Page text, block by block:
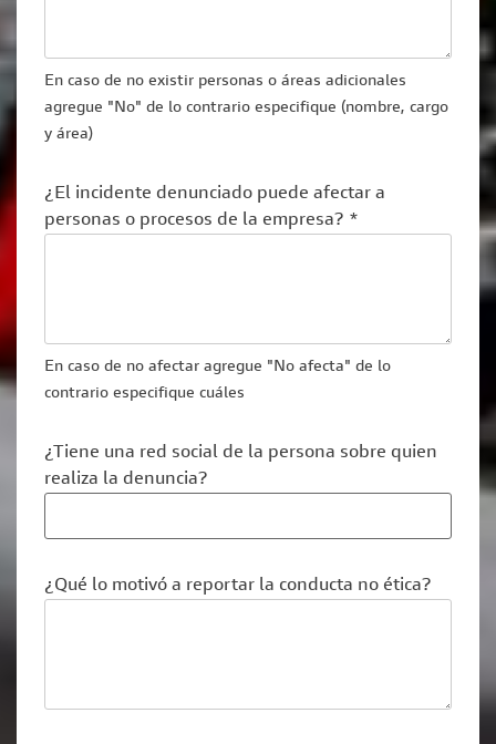
En caso de no existir personas o áreas adicionales
agregue "No" de lo contrario especifique (nombre, cargo
y área)
¿El incidente denunciado puede afectar a
personas o procesos de la empresa? *
En caso de no afectar agregue "No afecta" de lo
contrario especifique cuáles
¿Tiene una red social de la persona sobre quien
realiza la denuncia?
¿Qué lo motivó a reportar la conducta no ética?